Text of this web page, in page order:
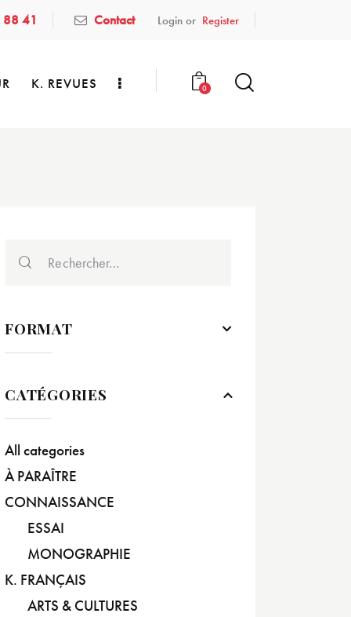
41 Contact Login or Register
K. REVUES 0
FORMAT
CATÉGORIES
All categories
À PARAÎTRE
CONNAISSANCE
ESSAI
MONOGRAPHIE
K. FRANÇAIS
ARTS & CULTURES